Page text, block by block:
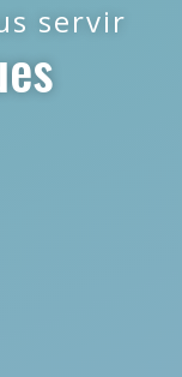
servir